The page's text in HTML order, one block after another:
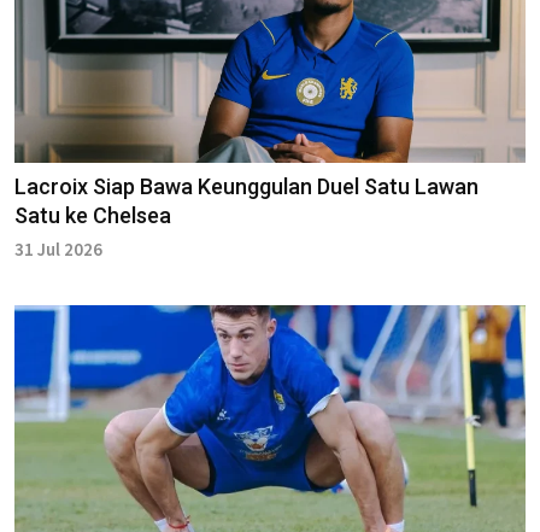
Lacroix Siap Bawa Keunggulan Duel Satu Lawan
Satu ke Chelsea
31 Jul 2026